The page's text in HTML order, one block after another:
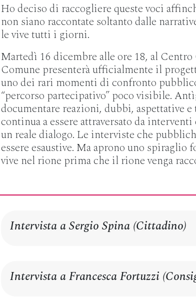
Ho deciso di raccogliere queste voci
non siano raccontate soltanto dalle
le vive tutti i giorni.
Martedì 16 dicembre alle ore 18, al
Comune presenterà ufficialmente il
uno dei rari momenti di confronto
“percorso partecipativo” poco visibile.
documentare reazioni, dubbi, aspettative
continua a essere attraversato da interventi
un reale dialogo. Le interviste che
essere esaustive. Ma aprono uno spiraglio
vive nel rione prima che il rione venga
Intervista a Sergio Spina (Cittadino)
Intervista a Francesca Fortuzzi